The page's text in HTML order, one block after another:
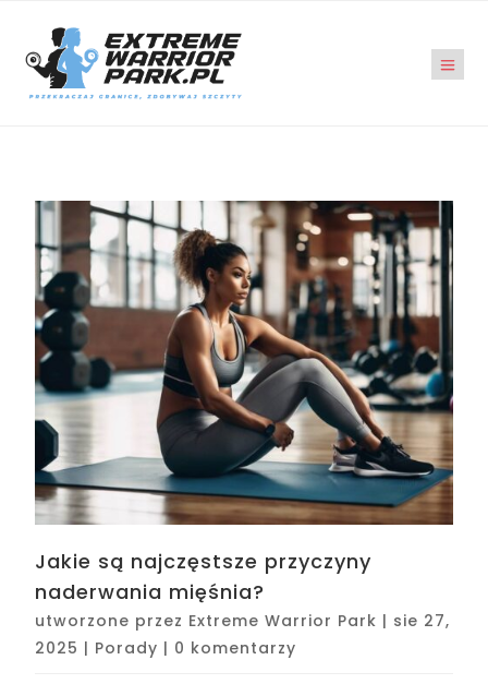
Jakie są najczęstsze przyczyny
naderwania mięśnia?
utworzone przez Extreme Warrior Park | sie 27,
2025 | Porady | 0 komentarzy